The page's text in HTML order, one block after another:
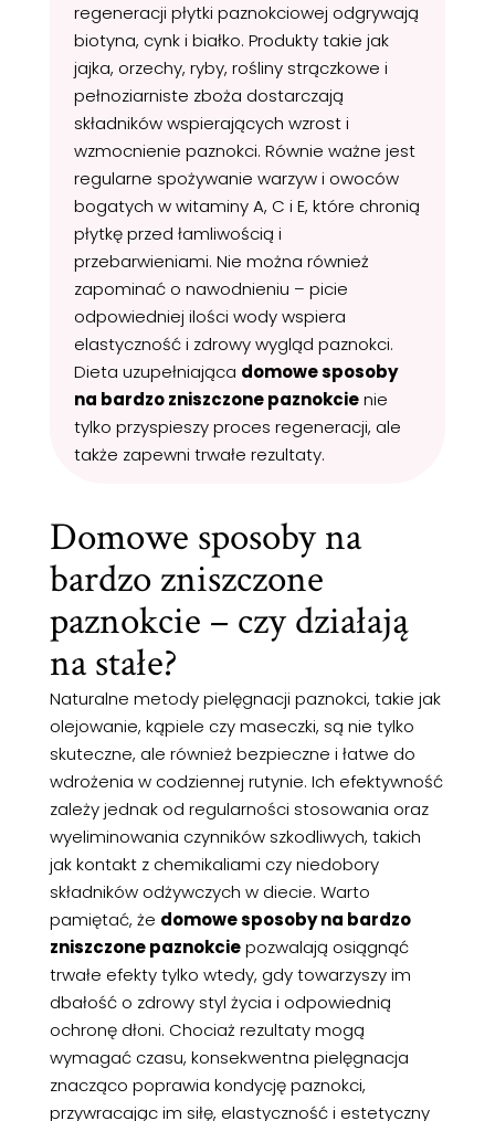
regeneracji płytki paznokciowej odgrywają
biotyna, cynk i białko. Produkty takie jak
jajka, orzechy, ryby, rośliny strączkowe i
pełnoziarniste zboża dostarczają
składników wspierających wzrost i
wzmocnienie paznokci. Równie ważne jest
regularne spożywanie warzyw i owoców
bogatych w witaminy A, C i E, które chronią
płytkę przed łamliwością i
przebarwieniami. Nie można również
zapominać o nawodnieniu – picie
odpowiedniej ilości wody wspiera
elastyczność i zdrowy wygląd paznokci.
Dieta uzupełniająca domowe sposoby
na bardzo zniszczone paznokcienie
tylko przyspieszy proces regeneracji, ale
także zapewni trwałe rezultaty.
Domowe sposoby na
bardzo zniszczone
paznokcie – czy działają
na stałe?
Naturalne metody pielęgnacji paznokci, takie jak
olejowanie, kąpiele czy maseczki, są nie tylko
skuteczne, ale również bezpieczne i łatwe do
wdrożenia w codziennej rutynie. Ich efektywność
zależy jednak od regularności stosowania oraz
wyeliminowania czynników szkodliwych, takich
jak kontakt z chemikaliami czy niedobory
składników odżywczych w diecie. Warto
pamiętać, że domowe sposoby na bardzo
zniszczone paznokciepozwalają osiągnąć
trwałe efekty tylko wtedy, gdy towarzyszy im
dbałość o zdrowy styl życia i odpowiednią
ochronę dłoni. Chociaż rezultaty mogą
wymagać czasu, konsekwentna pielęgnacja
znacząco poprawia kondycję paznokci,
przywracając im siłę, elastyczność i estetyczny